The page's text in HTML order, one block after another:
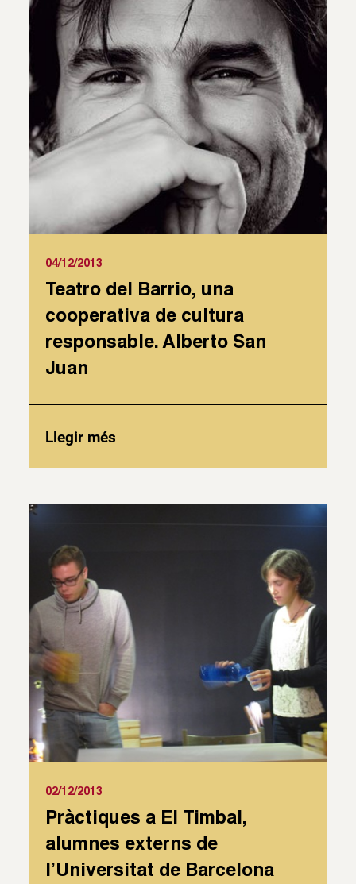
04/12/2013
Teatro del Barrio, una
cooperativa de cultura
responsable. Alberto San
Juan
Llegir més
02/12/2013
Pràctiques a El Timbal,
alumnes externs de
l’Universitat de Barcelona